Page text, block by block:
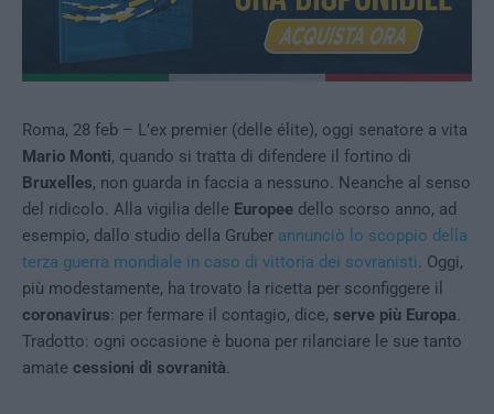
Roma, 28 feb – L’ex premier (delle élite), oggi senatore a vita
Mario Monti, quando si tratta di difendere il fortino di
Bruxelles, non guarda in faccia a nessuno. Neanche al senso
del ridicolo. Alla vigilia delle Europee dello scorso anno, ad
esempio, dallo studio della Gruber annunciò lo scoppio della
terza guerra mondiale in caso di vittoria dei sovranisti. Oggi,
più modestamente, ha trovato la ricetta per sconfiggere il
coronavirus: per fermare il contagio, dice, serve più Europa.
Tradotto: ogni occasione è buona per rilanciare le sue tanto
amate cessioni di sovranità.